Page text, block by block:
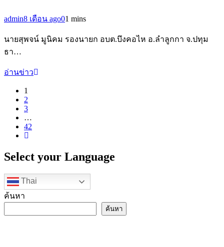
admin8 เดือน ago01 mins
นายสุพจน์ มูนิคม รองนายก อบต.บึงคอไห อ.ลำลูกกา จ.ปทุม
ธา…
อ่านข่าว
1
2
3
…
42
Select your Language
Thai
ค้นหา
ค้นหา